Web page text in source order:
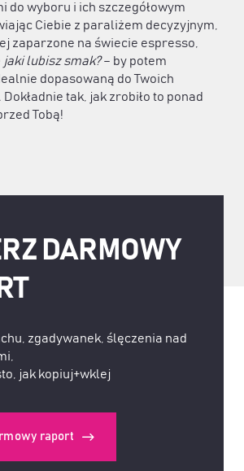
do wyboru i ich szczegółowym
Ciebie z paraliżem decyzyjnym,
zaparzone na świecie espresso,
jaki lubisz smak?– by potem
dopasowaną do Twoich
tak, jak zrobiło to ponad
Tobą!
DARMOWY
zgadywanek, ślęczenia nad
jak kopiuj+wklej
raport